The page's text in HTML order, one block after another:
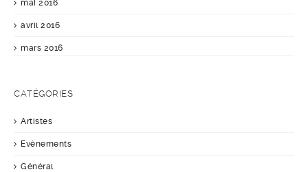
mai 2016
avril 2016
mars 2016
CATÉGORIES
Artistes
Evénements
Général